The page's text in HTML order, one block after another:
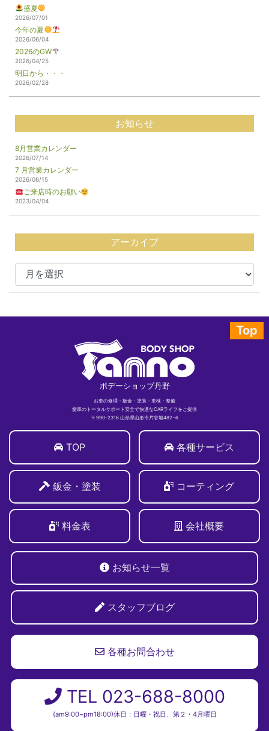
盛夏
2026/07/01
今年の夏
2026/06/04
2026のGW
2026/04/25
明日から・・・
2026/02/28
お知らせ
8月営業カレンダー
2026/07/14
7 月営業カレンダー
2026/06/15
ご来店時のお願い
2023/04/04
アーカイブ
Top
ボデーショップ丹野
お車の修理・板金・塗装・車検・整備
愛車のトータルサポート安全で快適なCARライフをご提供
〒990-2316 山形県山形市片谷地482−6
TOP 各種サービス
鈑金・塗装 コーティング
料金表 会社概要
お知らせ一覧
スタッフブログ
各種お問合わせ
TEL 023-688-8000
(am9:00~pm18:00)休日：日曜・祝日、第２・4月曜日